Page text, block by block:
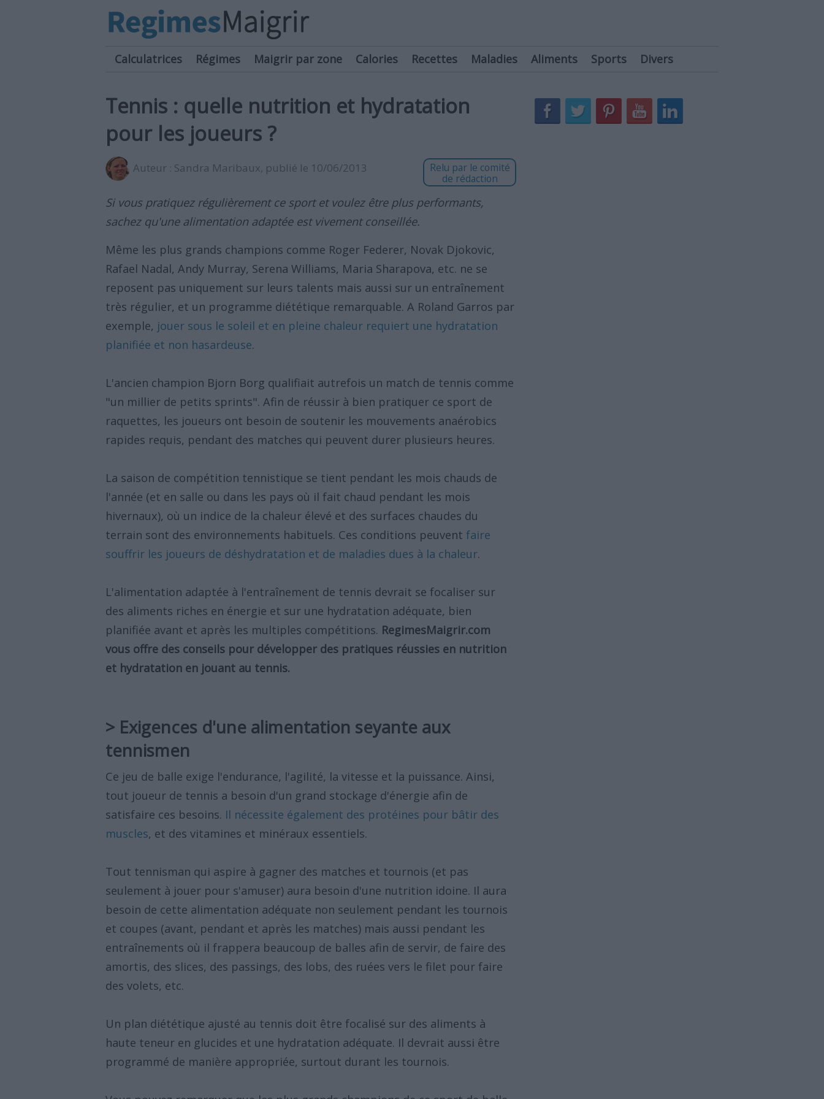
Calculatrices Régimes Maigrir par zone Calories Recettes Maladies Aliments Sports Divers
Tennis : quelle nutrition et hydratation
pour les joueurs ?
Auteur : Sandra Maribaux, publié le 10/06/2013
Relu par le comité
de rédaction
Si vous pratiquez régulièrement ce sport et voulez être plus performants,
sachez qu'une alimentation adaptée est vivement conseillée.
Même les plus grands champions comme Roger Federer, Novak Djokovic,
Rafael Nadal, Andy Murray, Serena Williams, Maria Sharapova, etc. ne se
reposent pas uniquement sur leurs talents mais aussi sur un entraînement
très régulier, et un programme diététique remarquable. A Roland Garros par
exemple, jouer sous le soleil et en pleine chaleur requiert une hydratation
planifiée et non hasardeuse.
L'ancien champion Bjorn Borg qualifiait autrefois un match de tennis comme
"un millier de petits sprints". Afin de réussir à bien pratiquer ce sport de
raquettes, les joueurs ont besoin de soutenir les mouvements anaérobics
rapides requis, pendant des matches qui peuvent durer plusieurs heures.
La saison de compétition tennistique se tient pendant les mois chauds de
l'année (et en salle ou dans les pays où il fait chaud pendant les mois
hivernaux), où un indice de la chaleur élevé et des surfaces chaudes du
terrain sont des environnements habituels. Ces conditions peuvent faire
souffrir les joueurs de déshydratation et de maladies dues à la chaleur.
L'alimentation adaptée à l'entraînement de tennis devrait se focaliser sur
des aliments riches en énergie et sur une hydratation adéquate, bien
planifiée avant et après les multiples compétitions. RegimesMaigrir.com
vous offre des conseils pour développer des pratiques réussies en nutrition
et hydratation en jouant au tennis.
> Exigences d'une alimentation seyante aux
tennismen
Ce jeu de balle exige l'endurance, l'agilité, la vitesse et la puissance. Ainsi,
tout joueur de tennis a besoin d'un grand stockage d'énergie afin de
satisfaire ces besoins. Il nécessite également des protéines pour bâtir des
muscles, et des vitamines et minéraux essentiels.
Tout tennisman qui aspire à gagner des matches et tournois (et pas
seulement à jouer pour s'amuser) aura besoin d'une nutrition idoine. Il aura
besoin de cette alimentation adéquate non seulement pendant les tournois
et coupes (avant, pendant et après les matches) mais aussi pendant les
entraînements où il frappera beaucoup de balles afin de servir, de faire des
amortis, des slices, des passings, des lobs, des ruées vers le filet pour faire
des volets, etc.
Un plan diététique ajusté au tennis doit être focalisé sur des aliments à
haute teneur en glucides et une hydratation adéquate. Il devrait aussi être
programmé de manière appropriée, surtout durant les tournois.